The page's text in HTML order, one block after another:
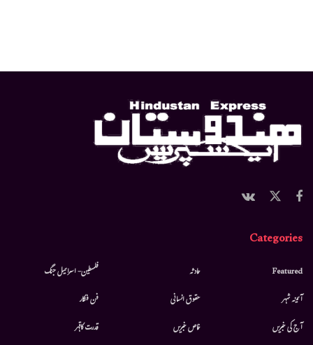
Categories
Featured
آئینہ شہر
آج کی خبریں
حادثہ
حقوق انسانی
خاص خبریں
فلسطین- اسرائیل جنگ
فن فنکار
قدرت کاقہر